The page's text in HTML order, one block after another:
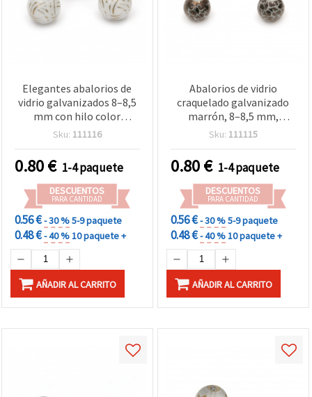
Elegantes abalorios de
vidrio galvanizados 8–8,5
mm con hilo color
dorado, agujero: 1,5 mm –
bisutería y manualidades
DIY – 5 uds
Sku: 111116
0.80€ 1-4 paquete
DESCUENTOS
PARA CANTIDAD
0.56 €- 30 %5-9 paquete
0.48 €- 40 %10 paquete +
AÑADIR AL CARRITO
Abalorios de vidrio
craquelado galvanizado
marrón, 8–8,5 mm,
agujero 1,5 mm – 5 uds
Sku: 111115
0.80€ 1-4 paquete
DESCUENTOS
PARA CANTIDAD
0.56 €- 30 %5-9 paquete
0.48 €- 40 %10 paquete +
AÑADIR AL CARRITO